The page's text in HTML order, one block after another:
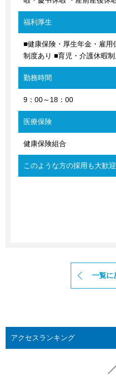
福利厚生
■健康保険・厚生年金・雇用
制度あり ■育児・介護休暇制
勤務時間
9：00～18：00
医療保険
健康保険組合
このような方の採用も大歓迎
一覧に
アクセスランキング